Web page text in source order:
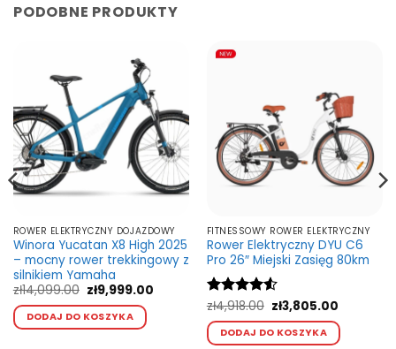
PODOBNE PRODUKTY
ROWER ELEKTRYCZNY DOJAZDOWY
Winora Yucatan X8 High 2025
– mocny rower trekkingowy z
silnikiem Yamaha
zł14,099.00 Pierwotna
cena
wynosiła:
zł14,099.00.
zł9,999.00Aktualna
zł9,999.00.
DODAJ DO KOSZYKA
FITNESSOWY ROWER ELEKTRYCZNY
Rower Elektryczny DYU C6
Pro 26″ Miejski Zasięg 80km
Oceniono
4.5na 5
zł4,918.00 Pierwotna
cena
wynosiła:
zł4,918.00.
zł3,805.00Aktualna
wynosi:
DODAJ DO KOSZYKA